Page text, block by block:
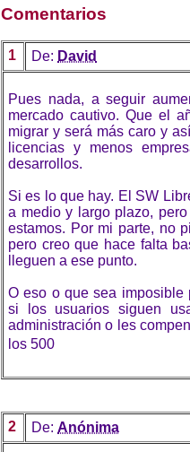
Comentarios
1 De: David
Pues nada, a seguir
mercado cautivo. Que el
migrar y será más caro y
licencias y menos
desarrollos.
Si es lo que hay. El SW
a medio y largo plazo,
estamos. Por mi parte, no
pero creo que hace falta
lleguen a ese punto.
O eso o que sea imposible
si los usuarios siguen
administración o les
los 500
2 De: Anónima